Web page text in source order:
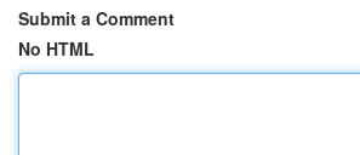
Submit a Comment
No HTML